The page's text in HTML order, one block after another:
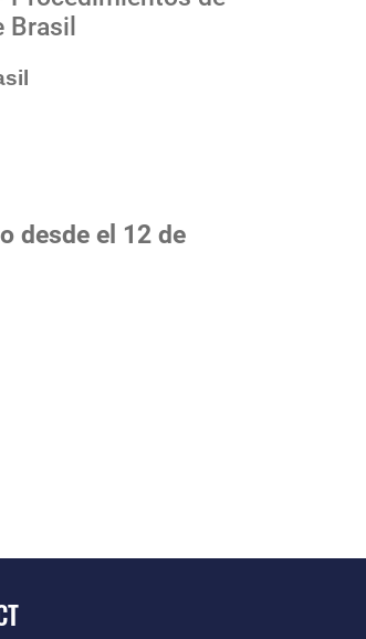
desde el 12 de